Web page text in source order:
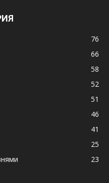
76
66
58
52
51
46
41
25
23